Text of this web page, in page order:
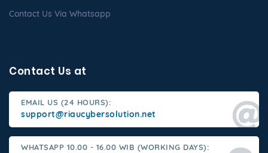
Contact Us Via Whatsapp
Contact Us at
EMAIL US (24 HOURS):
support@riaucybersolution.net
WHATSAPP 10.00 - 16.00 WIB (WORKING DAYS):